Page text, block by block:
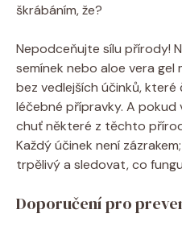
škrábáním, že?
Nepodceňujte sílu přírody!
semínek​ nebo aloe vera
bez vedlejších účinků,
⁤léčebné přípravky. A⁤ pokud
chuť některé z těchto
Každý účinek není
trpělivý a ⁤sledovat, co
Doporučení⁤ pro